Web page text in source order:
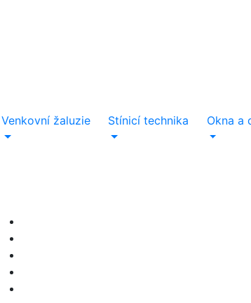
Venkovní žaluzie Stínicí technika Okna a